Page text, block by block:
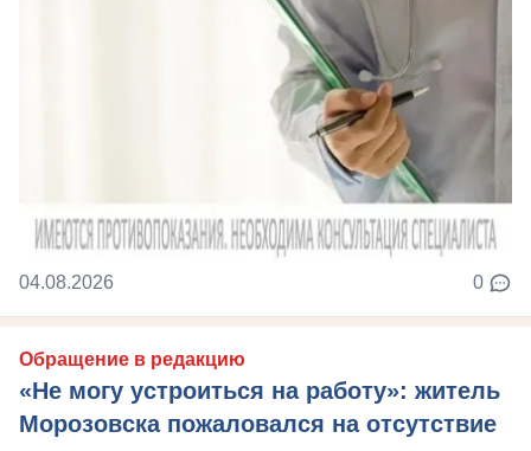
04.08.2026 0
Обращение в редакцию
«Не могу устроиться на работу»: житель
Морозовска пожаловался на отсутствие